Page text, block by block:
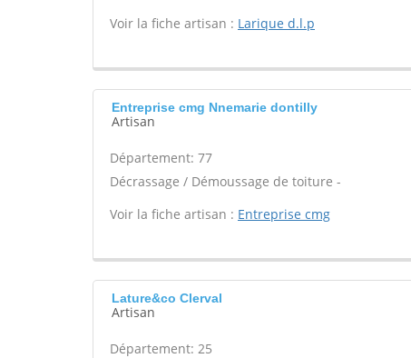
Voir la fiche artisan : Larique d.l.p
Entreprise cmg Nnemarie dontilly
Artisan
Département: 77
Décrassage / Démoussage de toiture -
Voir la fiche artisan : Entreprise cmg
Lature&co Clerval
Artisan
Département: 25